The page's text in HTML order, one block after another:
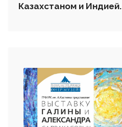
Казахстаном и Индией.